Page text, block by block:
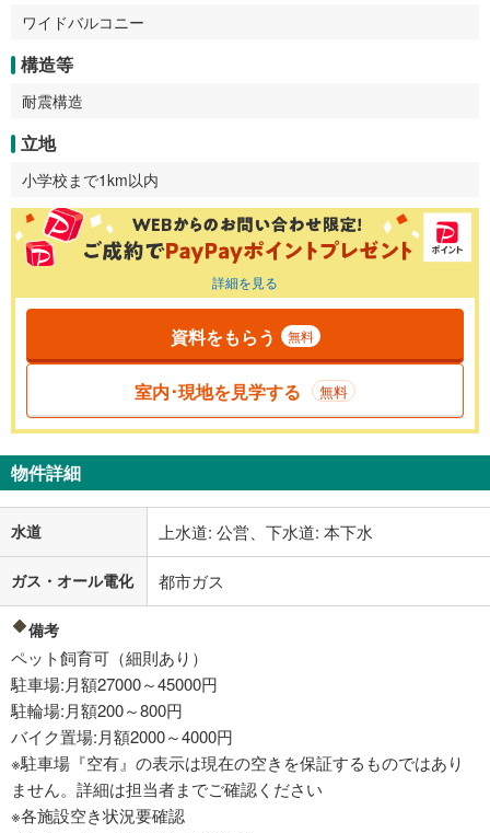
ワイドバルコニー
構造等
耐震構造
立地
小学校まで1km以内
詳細を見る
資料をもらう 無料
室内･現地を見学する 無料
物件詳細
水道 上水道: 公営、下水道: 本下水
ガス・オール電化 都市ガス
備考
ペット飼育可（細則あり）
駐車場:月額27000～45000円
駐輪場:月額200～800円
バイク置場:月額2000～4000円
※駐車場『空有』の表示は現在の空きを保証するものではあり
ません。詳細は担当者までご確認ください
※各施設空き状況要確認